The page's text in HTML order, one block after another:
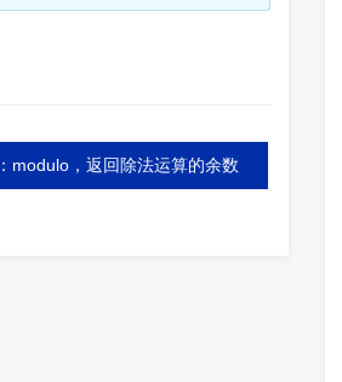
modulo，返回除法运算的余数